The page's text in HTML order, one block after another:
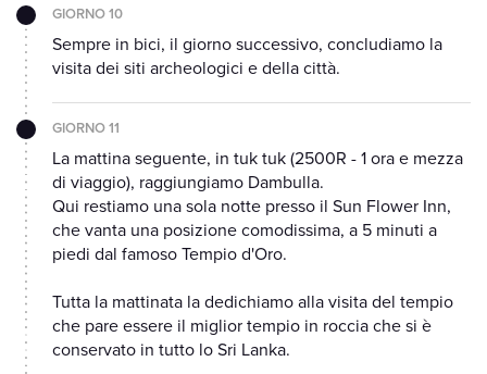
GIORNO 10
Sempre in bici, il giorno successivo, concludiamo la
visita dei siti archeologici e della città.
GIORNO 11
La mattina seguente, in tuk tuk (2500R - 1 ora e mezza
di viaggio), raggiungiamo Dambulla.
Qui restiamo una sola notte presso il Sun Flower Inn,
che vanta una posizione comodissima, a 5 minuti a
piedi dal famoso Tempio d'Oro.
Tutta la mattinata la dedichiamo alla visita del tempio
che pare essere il miglior tempio in roccia che si è
conservato in tutto lo Sri Lanka.